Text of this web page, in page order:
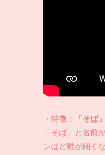
・特徴： 「そば」
「そば」と名前
ンほど麺が細く